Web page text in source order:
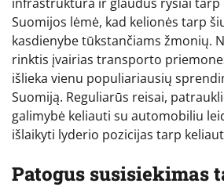
Suomijos lėmė, kad kelionės tarp
kasdienybe tūkstančiams žmonių.
rinktis įvairias transporto
išlieka vienu populiariausių
Suomiją. Reguliarūs reisai,
galimybė keliauti su automobiliu
išlaikyti lyderio pozicijas tarp
Patogus susisiekimas